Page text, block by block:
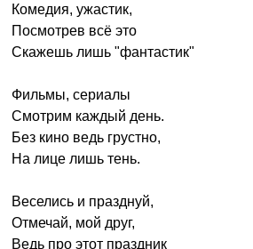
Комедия, ужастик,
Посмотрев всё это
Скажешь лишь "фантастик"
Фильмы, сериалы
Смотрим каждый день.
Без кино ведь грустно,
На лице лишь тень.
Веселись и празднуй,
Отмечай, мой друг,
Ведь про этот праздник